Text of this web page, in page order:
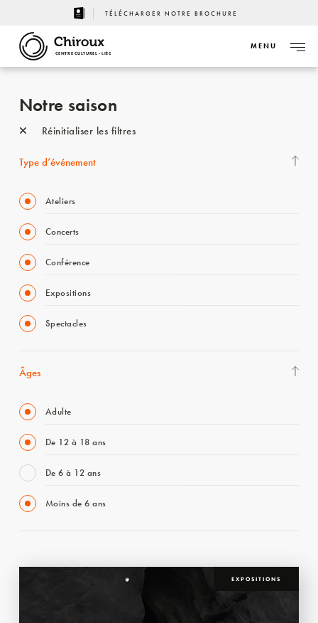
TÉLÉCHARGER NOTRE BROCHURE
CENTRE CULTUREL - LIÈGE
MENU
Notre saison
Réinitialiser les filtres
Type d’événement
Ateliers
Concerts
Conférence
Expositions
Spectacles
Âges
Adulte
De 12 à 18 ans
De 6 à 12 ans
Moins de 6 ans
EXPOSITIONS